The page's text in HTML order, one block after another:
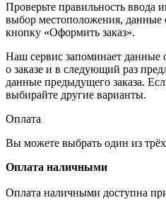
Проверьте правильность ввода
выбор местоположения, данные
кнопку «Оформить заказ».
Наш сервис запоминает данные
о заказе и в следующий раз
данные предыдущего заказа.
выбирайте другие варианты.
Оплата
Вы можете выбрать один из
Оплата наличными
Оплата наличными доступна